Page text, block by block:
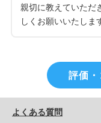
親切に教えていただ
しくお願いいたしま
評価
よくある質問